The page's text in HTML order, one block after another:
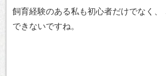
飼育経験のある私も初心者だけでなく、
できないですね。